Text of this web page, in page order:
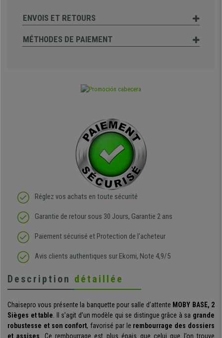
ENVOIS ET RETOURS
MÉTHODES DE PAIEMENT
Réglez vos achats en toute sécurité
Garantie de retour sous 30 Jours, Garantie 2 ans
Paiement sécurisé et Protection de l'acheteur
Avis clients authentiques sur Ekomi, Note 4,9/5
Description détaillée
Chaisepro vous présente la banquette pour salle d’attente MOBY BASE, 2
Sièges et table. Il s’agit d’un modèle qui se distingue grâce à sa grande
robustesse et son confort, favorisé par le rembourrage des dossiers
et assises . Ce rembourrage est plus épais que celui que l’on trouve